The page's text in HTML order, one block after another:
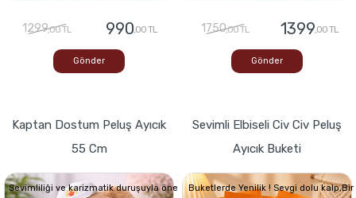
1299,00 TL 990,00 TL
Gönder
1750,00 TL 1399,00 TL
Gönder
Kaptan Dostum Peluş Ayıcık
55 Cm
Sevimliliği ve karizmatik duruşuyla öne
Sevimli Elbiseli Civ Civ Peluş
Ayıcık Buketi
Buketlerde Yenilik ! Sevgi dolu kalp,Bir